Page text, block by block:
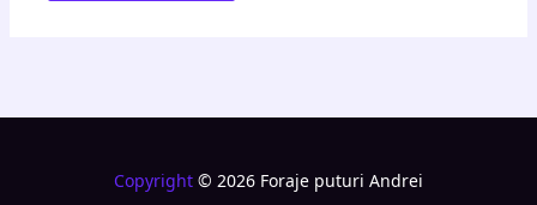
Copyright © 2026 Foraje puturi Andrei